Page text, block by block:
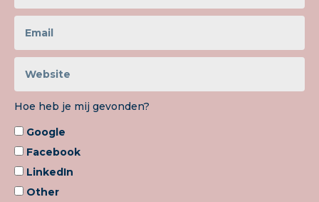
Hoe heb je mij gevonden?
Google
Facebook
LinkedIn
Other